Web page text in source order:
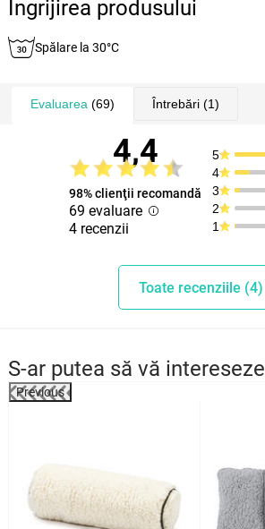
Îngrijirea produsului
Spălare la 30°C
Evaluarea (69) Întrebări(1)
4,4
98% clienţii recomandă
69 evaluare
4 recenzii
5
4
3
2
1
Toate recenziile (4)
S-ar putea să vă intereseze
Previous